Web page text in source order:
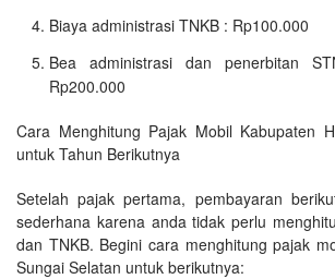
Biaya administrasi TNKB : Rp100.000
Bea administrasi dan penerbitan
Rp200.000
Cara Menghitung Pajak Mobil Kabupaten
untuk Tahun Berikutnya
Setelah pajak pertama, pembayaran
sederhana karena anda tidak perlu
dan TNKB. Begini cara menghitung pajak
Sungai Selatan untuk berikutnya: